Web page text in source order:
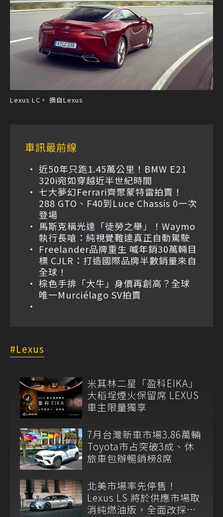
Lexus LC。 摘自Lexus
車訊最前線
近50年只跑1.45萬公里！BMW E21
320i宛如穿越近半世紀時間
七大夢幻Ferrari齊聚蒙特雷拍賣！
288 GTO、F40到Luce Chassis 0一次
登場
馬斯克稱光達「徒勞之舉」！Waymo
執行長嗆：純視覺難達真正自動駕駛
Freelander品牌重生 喊年銷30萬輛目
標 CJLR：打造國際品牌半數銷量來自
全球！
棕色手排「大牛」身價再創高？全球
唯一Murciélago SV拍賣
Lexus
米其林二星「盈科EIKA」
大稻埕煙火保留席 LEXUS
車主限量獨享
7月台灣新車市場3.86萬輛
Toyota市占突破3成、休
旅車包辦暢銷榜8席
北美市場率先停售！
Lexus LS 將於供應市場取
消純燃油版，全面改採單